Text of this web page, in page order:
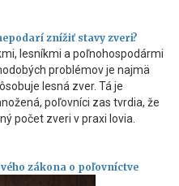
znížiť stavy zveri?
lesníkmi a poľnohospodármi
problémov je najmä
lesná zver. Tá je
poľovníci zas tvrdia, že
počet zveri v praxi lovia.
zákona o poľovníctve